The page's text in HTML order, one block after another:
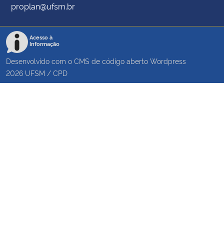
proplan@ufsm.br
Acesso à
Informação
Desenvolvido com o CMS de código aberto Wordpress
2026 UFSM / CPD